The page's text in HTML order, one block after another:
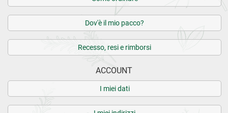
Dov'è il mio pacco?
Recesso, resi e rimborsi
ACCOUNT
I miei dati